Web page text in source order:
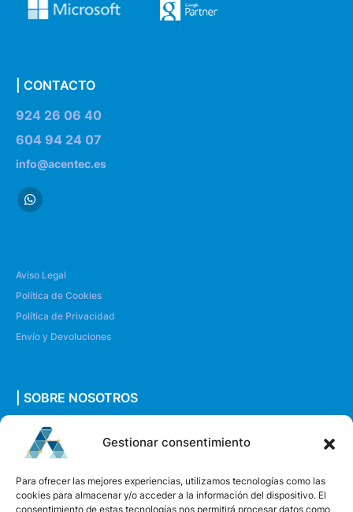
Gestionar consentimiento
Para ofrecer las mejores experiencias, utilizamos tecnologías como las
cookies para almacenar y/o acceder a la información del dispositivo. El
consentimiento de estas tecnologías nos permitirá procesar datos como
| CONTACTO
924 26 06 40
604 94 24 07
info@acentec.es
Aviso Legal
Política de Cookies
Política de Privacidad
Envío y Devoluciones
| SOBRE NOSOTROS
Quiénes somos
Envíanos un mensaje